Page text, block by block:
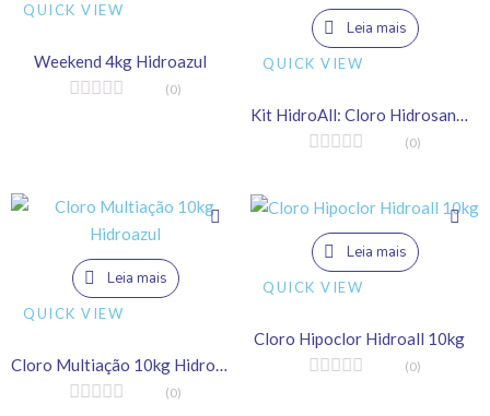
QUICK VIEW
Weekend 4kg Hidroazul
(0)
Leia mais
QUICK VIEW
(0)
Leia mais
QUICK VIEW
(0)
Leia mais
QUICK VIEW
Cloro Hipoclor Hidroall 10kg
(0)